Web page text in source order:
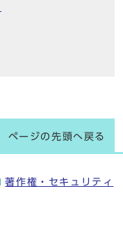
ページの先頭へ戻る
著作権・セキュリティ